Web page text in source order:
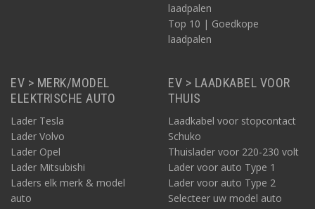
laadpalen
Top 10 | Goedkope
laadpalen
EV > MERK/MODEL
ELEKTRISCHE AUTO
Lader Tesla
Lader Volvo
Lader Opel
Lader Mitsubishi
Laders elk merk & model
auto
EV > LAADKABEL VOOR
THUIS
Laadkabel voor stopcontact
Schuko
Thuislader voor 220-230 volt
Lader voor auto Type 1
Lader voor auto Type 2
Selecteer uw model auto